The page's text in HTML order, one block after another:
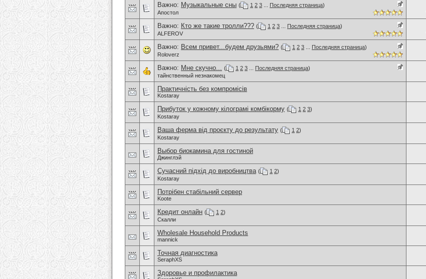
Важно: Музыкальные сны ( 1 2 3 Последняя страница)
Апостол
Важно: Кто же такие тролли??? ( 1 2 3 Последняя страница)
ALFEROV
Важно: Всем привет...будем друзьями? ( 1 2 3 Последняя страница)
Roloverz
Важно: Мне скучно... ( 1 2 3 Последняя страница)
тайнственный незнакомец
Практичність без компромісів
Kostaray
Прибуток у кожному кілограмі комбікорму ( 1 2 3)
Kostaray
Ваша ферма від проєкту до результату ( 1 2)
Kostaray
Выбор биокамина для гостиной
Джинглэй
Сучасний підхід до виробництва ( 1 2)
Kostaray
Потрібен стабільний сервер
Koote
Кредит онлайн ( 1 2)
Скалли
Wholesale Household Products
mannick
Точная диагностика
SeraphXS
Здоровье и профилактика